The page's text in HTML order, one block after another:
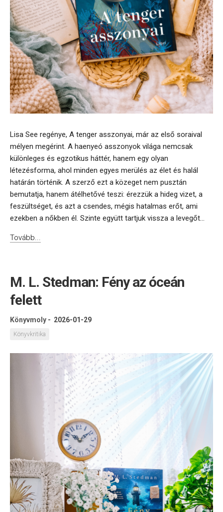
Lisa See regénye, A tenger asszonyai, már az első soraival
mélyen megérint. A haenyeó asszonyok világa nemcsak
különleges és egzotikus háttér, hanem egy olyan
létezésforma, ahol minden egyes merülés az élet és halál
határán történik. A szerző ezt a közeget nem pusztán
bemutatja, hanem átélhetővé teszi: érezzük a hideg vizet, a
feszültséget, és azt a csendes, mégis hatalmas erőt, ami
ezekben a nőkben él. Szinte együtt tartjuk vissza a levegőt...
Tovább...
M. L. Stedman: Fény az óceán
felett
Könyvmoly - 2026-01-29
Könyvkritika